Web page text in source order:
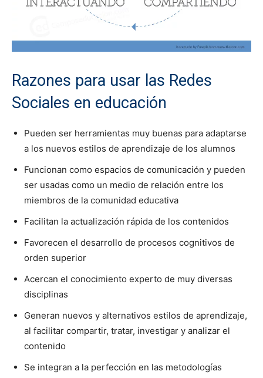
Razones para usar las Redes
Sociales en educación
Pueden ser herramientas muy buenas para adaptarse
a los nuevos estilos de aprendizaje de los alumnos
Funcionan como espacios de comunicación y pueden
ser usadas como un medio de relación entre los
miembros de la comunidad educativa
Facilitan la actualización rápida de los contenidos
Favorecen el desarrollo de procesos cognitivos de
orden superior
Acercan el conocimiento experto de muy diversas
disciplinas
Generan nuevos y alternativos estilos de aprendizaje,
al facilitar compartir, tratar, investigar y analizar el
contenido
Se integran a la perfección en las metodologías